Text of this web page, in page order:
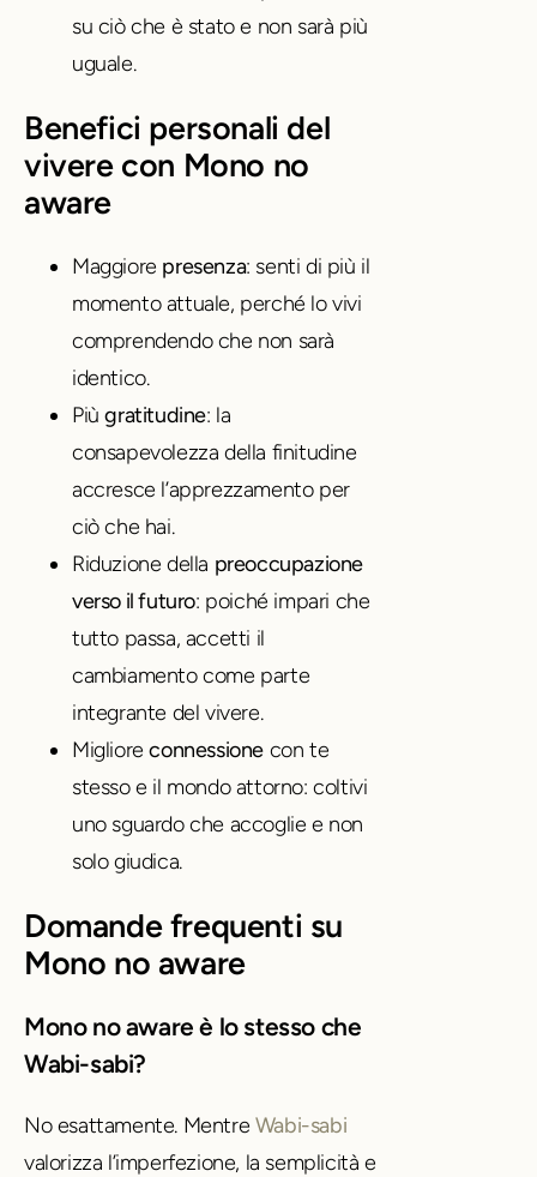
su ciò che è stato e non sarà più
uguale.
Benefici personali del
vivere con Mono no
aware
Maggiore presenza: senti di più il
momento attuale, perché lo vivi
comprendendo che non sarà
identico.
Piùgratitudine: la
consapevolezza della finitudine
accresce l’apprezzamento per
ciò che hai.
Riduzione della preoccupazione
verso il futuro: poiché impari che
tutto passa, accetti il
cambiamento come parte
integrante del vivere.
Miglioreconnessionecon te
stesso e il mondo attorno: coltivi
uno sguardo che accoglie e non
solo giudica.
Domande frequenti su
Mono no aware
Mono no aware è lo stesso che
Wabi-sabi?
No esattamente. Mentre Wabi-sabi
valorizza l’imperfezione, la semplicità e